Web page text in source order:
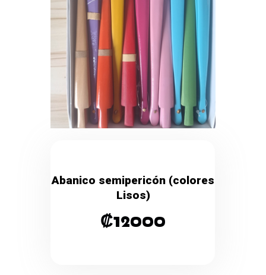
Abanico semipericón (colores
Lisos)
₡12000